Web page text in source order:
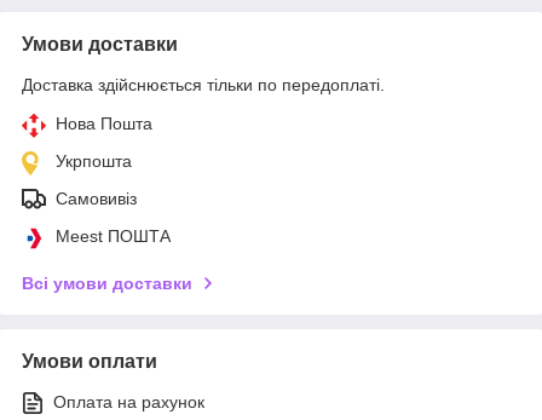
Умови доставки
Доставка здійснюється тільки по передоплаті.
Нова Пошта
Укрпошта
Самовивіз
Meest ПОШТА
Всі умови доставки
Умови оплати
Оплата на рахунок